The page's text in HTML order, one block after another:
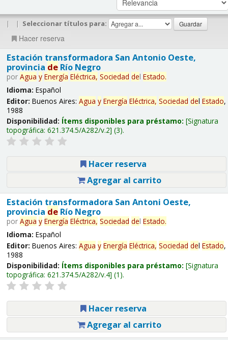
| | Seleccionar títulos para:
Hacer reserva
Estación transformadora San Antonio Oeste,
provincia deRío Negro
por Agua y Energía Eléctrica, Sociedad del Estado.
Idioma: Español
Editor: Buenos Aires: Agua y Energía Eléctrica, Sociedad del Estado,
1988
Disponibilidad: Ítems disponibles para préstamo: Signatura
topográfica: 621.374.5/A282/v.2 (3).
Hacer reserva
Agregar al carrito
Estación transformadora San Antoni Oeste,
provincia deRío Negro
por Agua y Energía Eléctrica, Sociedad del Estado.
Idioma: Español
Editor: Buenos Aires: Agua y Energía Eléctrica, Sociedad del Estado,
1988
Disponibilidad: Ítems disponibles para préstamo: Signatura
topográfica: 621.374.5/A282/v.4 (1).
Hacer reserva
Agregar al carrito